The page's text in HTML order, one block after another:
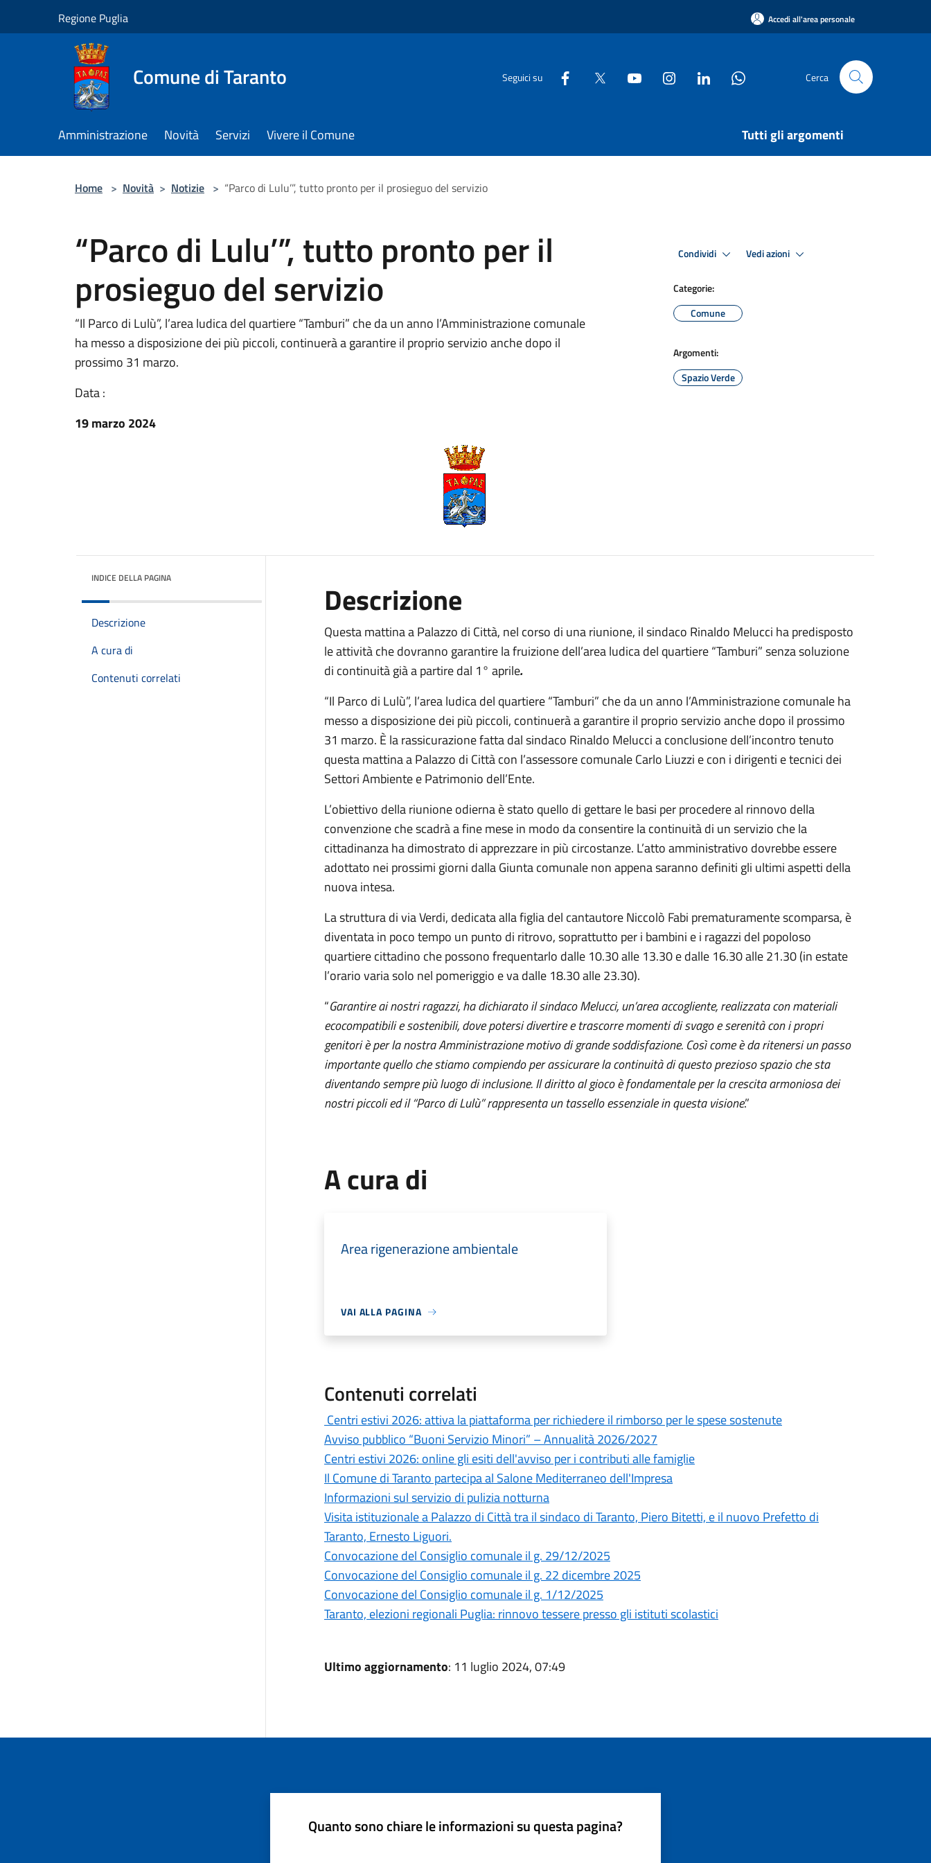
Regione Puglia Accedi all'area personale
Comune di Taranto Seguici su Cerca
Amministrazione Novità Servizi Vivere il Comune Tutti gli argomenti
Home > Novità > Notizie > “Parco di Lulu’”, tutto pronto per il prosieguo del servizio
“Parco di Lulu’”, tutto pronto per il
prosieguo del servizio
“Il Parco di Lulù”, l’area ludica del quartiere “Tamburi” che da un anno l’Amministrazione comunale
ha messo a disposizione dei più piccoli, continuerà a garantire il proprio servizio anche dopo il
prossimo 31 marzo.
Data :
19 marzo 2024
Condividi Vedi azioni
Categorie:
Comune
Argomenti:
Spazio Verde
INDICE DELLA PAGINA
Descrizione
A cura di
Contenuti correlati
Descrizione
Questa mattina a Palazzo di Città, nel corso di una riunione, il sindaco Rinaldo Melucci ha predisposto
le attività che dovranno garantire la fruizione dell’area ludica del quartiere “Tamburi” senza soluzione
di continuità già a partire dal 1° aprile.
“Il Parco di Lulù”, l’area ludica del quartiere “Tamburi” che da un anno l’Amministrazione comunale ha
messo a disposizione dei più piccoli, continuerà a garantire il proprio servizio anche dopo il prossimo
31 marzo. È la rassicurazione fatta dal sindaco Rinaldo Melucci a conclusione dell’incontro tenuto
questa mattina a Palazzo di Città con l’assessore comunale Carlo Liuzzi e con i dirigenti e tecnici dei
Settori Ambiente e Patrimonio dell’Ente.
L’obiettivo della riunione odierna è stato quello di gettare le basi per procedere al rinnovo della
convenzione che scadrà a fine mese in modo da consentire la continuità di un servizio che la
cittadinanza ha dimostrato di apprezzare in più circostanze. L’atto amministrativo dovrebbe essere
adottato nei prossimi giorni dalla Giunta comunale non appena saranno definiti gli ultimi aspetti della
nuova intesa.
La struttura di via Verdi, dedicata alla figlia del cantautore Niccolò Fabi prematuramente scomparsa, è
diventata in poco tempo un punto di ritrovo, soprattutto per i bambini e i ragazzi del popoloso
quartiere cittadino che possono frequentarlo dalle 10.30 alle 13.30 e dalle 16.30 alle 21.30 (in estate
l’orario varia solo nel pomeriggio e va dalle 18.30 alle 23.30).
“Garantire ai nostri ragazzi, ha dichiarato il sindaco Melucci, un’area accogliente, realizzata con materiali
ecocompatibili e sostenibili, dove potersi divertire e trascorre momenti di svago e serenità con i propri
genitori è per la nostra Amministrazione motivo di grande soddisfazione. Così come è da ritenersi un passo
importante quello che stiamo compiendo per assicurare la continuità di questo prezioso spazio che sta
diventando sempre più luogo di inclusione. Il diritto al gioco è fondamentale per la crescita armoniosa dei
nostri piccoli ed il “Parco di Lulù” rappresenta un tassello essenziale in questa visione.”
A cura di
Area rigenerazione ambientale
VAI ALLA PAGINA
Contenuti correlati
Centri estivi 2026: attiva la piattaforma per richiedere il rimborso per le spese sostenute
Avviso pubblico “Buoni Servizio Minori” – Annualità 2026/2027
Centri estivi 2026: online gli esiti dell'avviso per i contributi alle famiglie
Il Comune di Taranto partecipa al Salone Mediterraneo dell'Impresa
Informazioni sul servizio di pulizia notturna
Visita istituzionale a Palazzo di Città tra il sindaco di Taranto, Piero Bitetti, e il nuovo Prefetto di
Taranto, Ernesto Liguori.
Convocazione del Consiglio comunale il g. 29/12/2025
Convocazione del Consiglio comunale il g. 22 dicembre 2025
Convocazione del Consiglio comunale il g. 1/12/2025
Taranto, elezioni regionali Puglia: rinnovo tessere presso gli istituti scolastici
Ultimo aggiornamento: 11 luglio 2024, 07:49
Quanto sono chiare le informazioni su questa pagina?